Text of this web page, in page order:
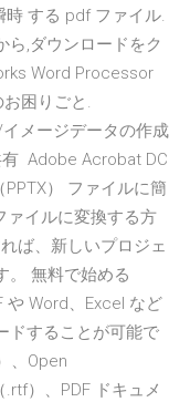
時 する pdf ファイル.
ら,ダウンロードをク
Word Processor
困りごと.
メージデータの作成
有 Adobe Acrobat DC
） ファイルに簡
ァイルに変換する方
ば、新しいプロジェ
。 無料で始める
や Word、Excel など
ドすることが可能で
、Open
）、PDF ドキュメ